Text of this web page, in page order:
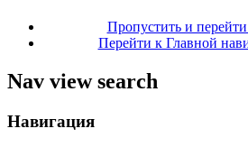
Пропустить и
Перейти к Главной
Nav view search
Навигация